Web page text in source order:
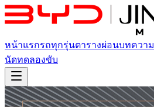
หน้าแรกรถทุกรุ่นตารางผ่อนบทความ
นัดทดลองขับ